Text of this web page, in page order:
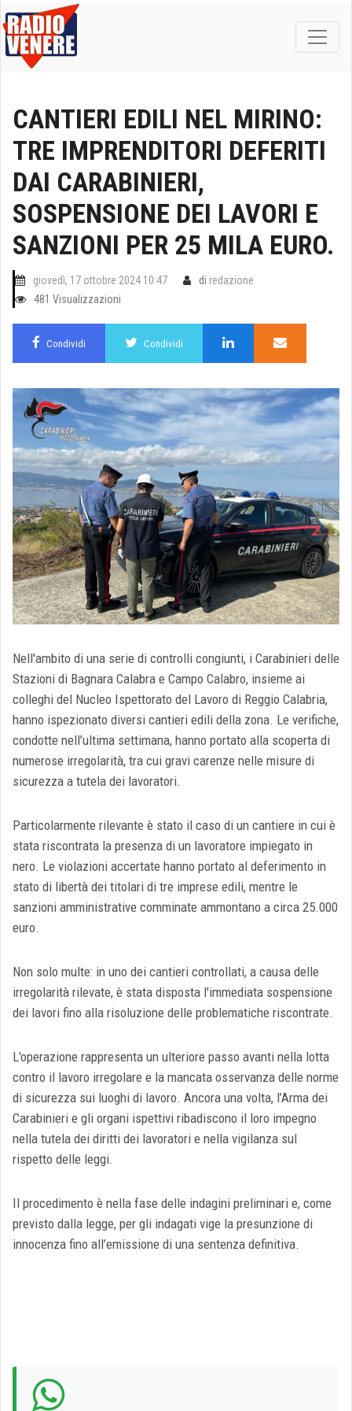
CANTIERI EDILI NEL MIRINO:
TRE IMPRENDITORI DEFERITI
DAI CARABINIERI,
SOSPENSIONE DEI LAVORI E
SANZIONI PER 25 MILA EURO.
giovedì, 17 ottobre 2024 10:47 di redazione
481 Visualizzazioni
Condividi Condividi
Nell'ambito di una serie di controlli congiunti, i Carabinieri delle
Stazioni di Bagnara Calabra e Campo Calabro, insieme ai
colleghi del Nucleo Ispettorato del Lavoro di Reggio Calabria,
hanno ispezionato diversi cantieri edili della zona. Le verifiche,
condotte nell’ultima settimana, hanno portato alla scoperta di
numerose irregolarità, tra cui gravi carenze nelle misure di
sicurezza a tutela dei lavoratori.
Particolarmente rilevante è stato il caso di un cantiere in cui è
stata riscontrata la presenza di un lavoratore impiegato in
nero. Le violazioni accertate hanno portato al deferimento in
stato di libertà dei titolari di tre imprese edili, mentre le
sanzioni amministrative comminate ammontano a circa 25.000
euro.
Non solo multe: in uno dei cantieri controllati, a causa delle
irregolarità rilevate, è stata disposta l'immediata sospensione
dei lavori fino alla risoluzione delle problematiche riscontrate.
L'operazione rappresenta un ulteriore passo avanti nella lotta
contro il lavoro irregolare e la mancata osservanza delle norme
di sicurezza sui luoghi di lavoro. Ancora una volta, l’Arma dei
Carabinieri e gli organi ispettivi ribadiscono il loro impegno
nella tutela dei diritti dei lavoratori e nella vigilanza sul
rispetto delle leggi.
Il procedimento è nella fase delle indagini preliminari e, come
previsto dalla legge, per gli indagati vige la presunzione di
innocenza fino all’emissione di una sentenza definitiva.